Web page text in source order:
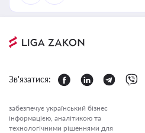
Зв'язатися:
забезпечує український бізнес
інформацією, аналітикою та
технологічними рішеннями для